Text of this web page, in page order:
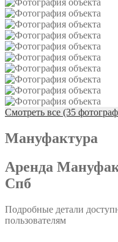
Смотреть все (35
Мануфактура
Аренда
Спб
Подробные детали
пользователям